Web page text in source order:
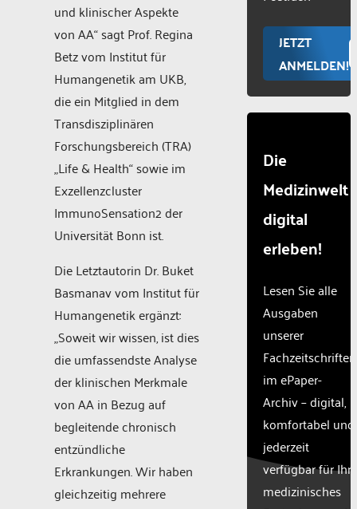
und klinischer Aspekte
von AA“ sagt Prof. Regina
Betz vom Institut für
Humangenetik am UKB,
die ein Mitglied in dem
Transdisziplinären
Forschungsbereich (TRA)
„Life & Health“ sowie im
Exzellenzcluster
ImmunoSensation2 der
Universität Bonn ist.
Die Letztautorin Dr. Buket
Basmanav vom Institut für
Humangenetik ergänzt:
„Soweit wir wissen, ist dies
die umfassendste Analyse
der klinischen Merkmale
von AA in Bezug auf
begleitende chronisch
entzündliche
Erkrankungen. Wir haben
gleichzeitig mehrere
JETZT
ANMELDEN!
Die
Medizinwelt
digital
erleben!
Lesen Sie alle
Ausgaben
unserer
Fachzeitschriften
im ePaper-
Archiv – digital,
komfortabel und
jederzeit
verfügbar für Ihr
medizinisches